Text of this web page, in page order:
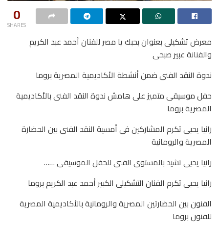
0
SHARES
معرض تشكيلى بعنوان بحبك يا مصر للفنان أحمد عبد الكريم
والفنانة عبير صبحى
ندوة النقد الفنى ضمن أنشطة الأكاديمية المصرية بروما
حفل موسيقى متميز على هامش ندوة النقد الفنى بالأكاديمية
المصرية بروما
رانيا يحيى تكرم المشاركين فى أمسية النقد الفنى بين الحضارة
المصرية والرومانية
رانيا يحيى تشيد بالمستوى الفنى للحفل الموسيقى ……
رانيا يحيى تكرم الفنان التشكيلى الكبير أحمد عبد الكريم بروما
الفنون بين الحضارتين المصرية والرومانية بالأكاديمية المصرية
للفنون بروما